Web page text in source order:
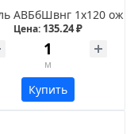
АВБбШвнг 1х120 ож
Цена: 135.24 ₽
м
Купить